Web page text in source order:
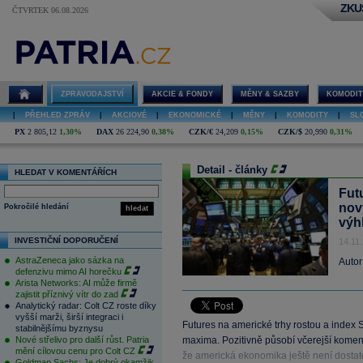
ČTVRTEK 06.08.2026
ZPRAVODAJSTVÍ AKCIE & FONDY MĚNY & SAZBY
PŘEHLED ZPRÁV AKCIOVÉ EKONOMICKÉ MĚNY KOMODITY
PX 2 805,12 1,30% DAX 26 224,90 0,38% CZK/€ 24,209 0,15% CZK/$ 20,990 0,31%
HLEDAT V KOMENTÁŘÍCH
hledat
Pokročilé hledání
INVESTIČNÍ DOPORUČENÍ
AstraZeneca jako sázka na
defenzivu mimo AI horečku
Arista Networks: AI může firmě
zajistit příznivý vítr do zad
Analytický radar: Colt CZ roste díky
vyšší marži, širší integraci i
stabilnějšímu byznysu
Nové střelivo pro další růst. Patria
mění cílovou cenu pro Colt CZ
Detail - články
Futures na americké trhy rostou a index
maxima. Pozitivně působí včerejší
že americká ekonomika ještě není